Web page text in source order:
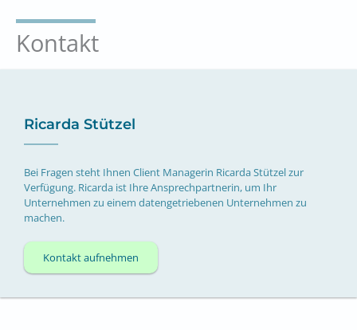
Kontakt
Ricarda Stützel
Bei Fragen steht Ihnen Client Managerin Ricarda Stützel zur
Verfügung. Ricarda ist Ihre Ansprechpartnerin, um Ihr
Unternehmen zu einem datengetriebenen Unternehmen zu
machen.
Kontakt aufnehmen